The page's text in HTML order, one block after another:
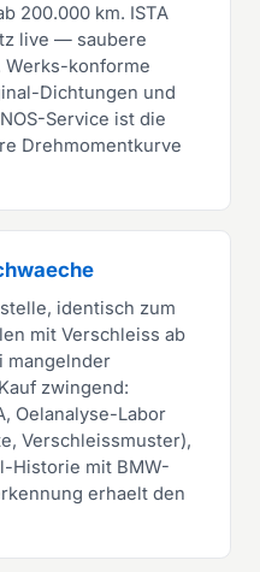
200.000 km. ISTA
live — saubere
Werks-konforme
Dichtungen und
Service ist die
Drehmomentkurve
identisch zum
mit Verschleiss ab
mangelnder
zwingend:
Oelanalyse-Labor
Verschleissmuster),
Historie mit BMW-
erhaelt den